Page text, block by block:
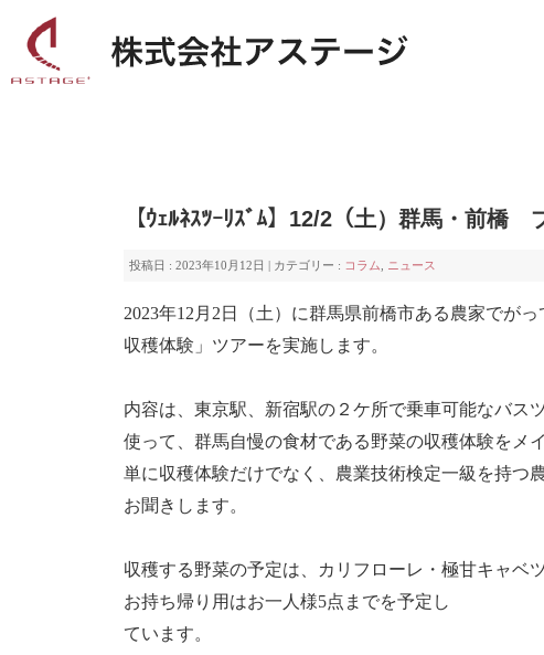
【ｳｪﾙﾈｽﾂｰﾘｽﾞﾑ】12/2（土）群馬・前
投稿日 : 2023年10月12日 | カテゴリー : コラム ニュース
2023年12月2日（土）に群馬県前橋市ある農家でが
収穫体験」ツアーを実施します。
内容は、東京駅、新宿駅の２ケ所で乗車可能なバス
使って、群馬自慢の食材である野菜の収穫体験をメ
単に収穫体験だけでなく、農業技術検定一級を持
お聞きします。
収穫する野菜の予定は、カリフローレ・極甘キャベ
お持ち帰り用はお一人様5点までを予定し
ています。